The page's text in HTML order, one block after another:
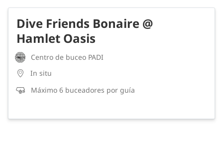
Dive Friends Bonaire @
Hamlet Oasis
Centro de buceo PADI
In situ
Máximo 6 buceadores por guía